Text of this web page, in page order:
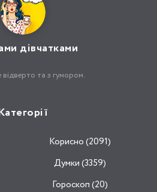
дівчатками
та з гумором.
Корисно (2091)
Думки (3359)
Гороскоп (20)